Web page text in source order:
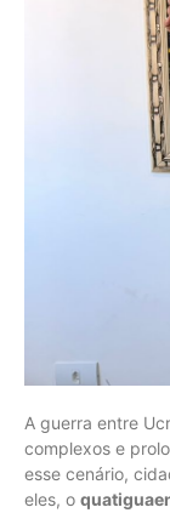
A guerra entre
complexos e
esse cenário,
eles, o